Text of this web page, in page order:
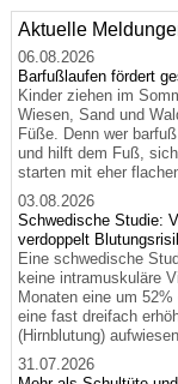
Aktuelle
06.08.2026
Barfußlaufen fördert
Kinder ziehen im
Wiesen, Sand und
Füße. Denn wer
und hilft dem Fuß,
starten mit eher
03.08.2026
Schwedische Studie:
verdoppelt
Eine schwedische
keine intramuskuläre
Monaten eine um
eine fast dreifach
(Hirnblutung) aufwiesen.
31.07.2026